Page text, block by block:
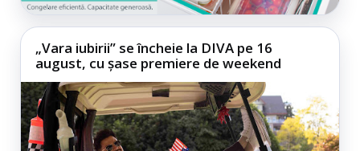
„Vara iubirii” se încheie la DIVA pe 16
august, cu șase premiere de weekend